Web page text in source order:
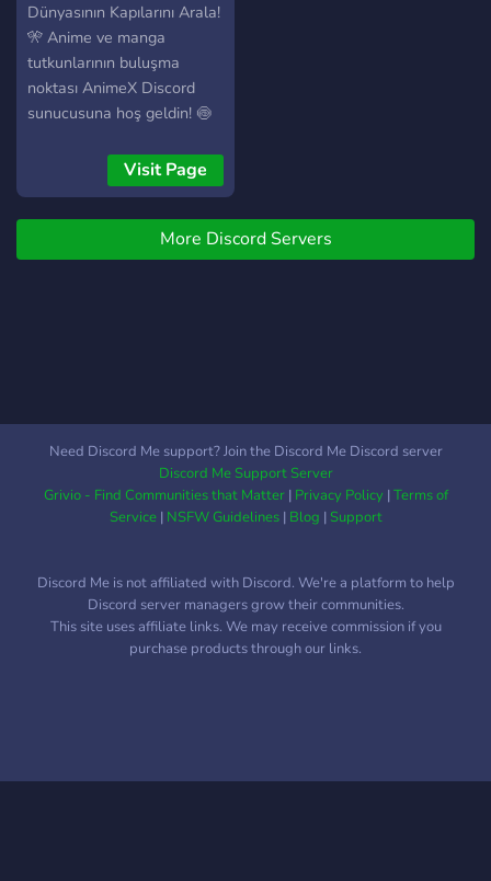
Dünyasının Kapılarını Arala!
🎌 Anime ve manga
tutkunlarının buluşma
noktası AnimeX Discord
sunucusuna hoş geldin! 🍥
Etkinlikler! Etkinliklerle dolu
sunucumuzda anime izleme
partileri, manga tartışmaları
ve oyun geceleri seni
bekliyor! 🔰 Özel Anime
ulaşma fırsatını kaçırma! 🗣️
Harika Bir Topluluk! Farklı
anime fandomlarından
arkadaşlar edinebileceğin,
çıkarabileceğin samimi bir
ortam. Anime
karakterlerinden ilham alan
Visit Page
More Discord Servers
Need Discord Me support? Join the Discord Me Discord server
Discord Me Support Server
Grivio - Find Communities that Matter| Privacy Policy|Terms of
Service| NSFW Guidelines| Blog |Support
Discord Me is not affiliated with Discord. We're a platform to help
Discord server managers grow their communities.
This site uses affiliate links. We may receive commission if you
purchase products through our links.